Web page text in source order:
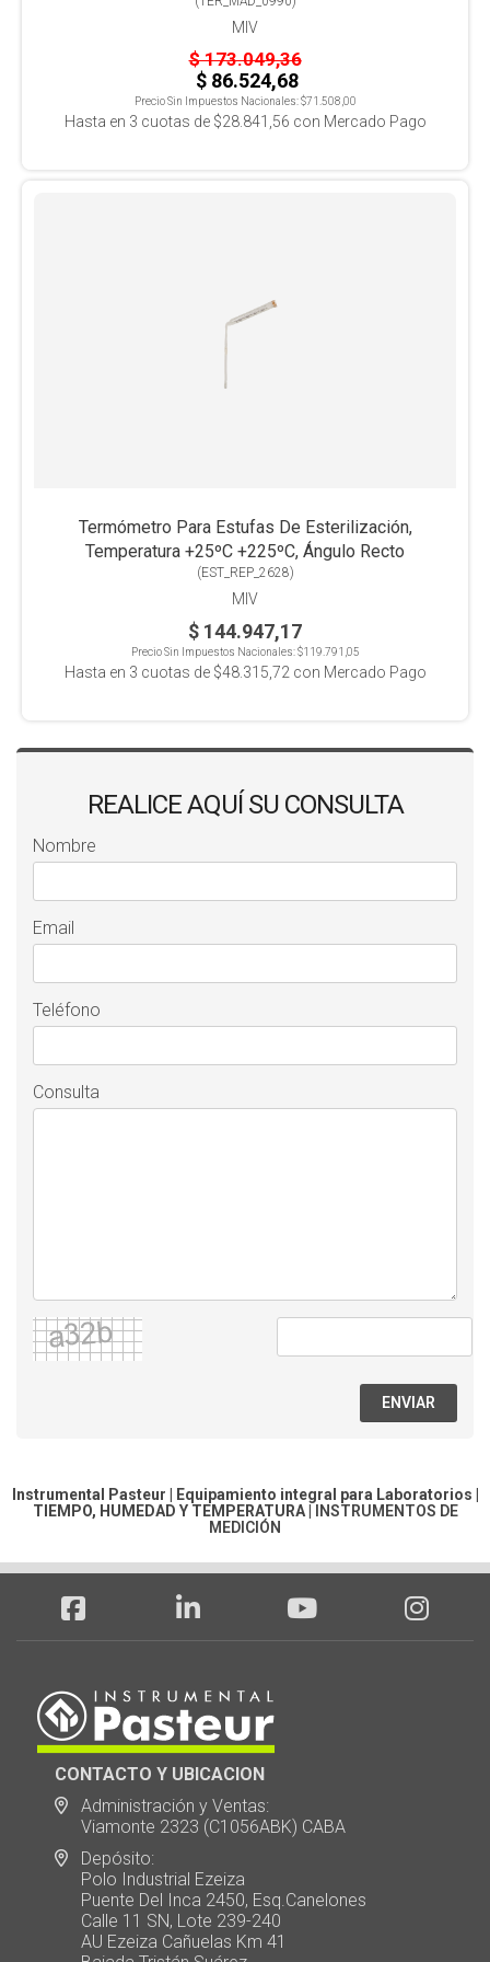
MIV
$ 173.049,36
$ 86.524,68
Precio Sin Impuestos Nacionales:$71.508,00
Hasta en 3 cuotas de $28.841,56 con Mercado Pago
Termómetro Para Estufas De Esterilización,
Temperatura +25ºC +225ºC, Ángulo Recto
(EST_REP_2628)
MIV
$ 144.947,17
Precio Sin Impuestos Nacionales:$119.791,05
Hasta en 3 cuotas de $48.315,72con Mercado Pago
REALICE AQUÍ SU CONSULTA
Nombre
Email
Teléfono
Consulta
ENVIAR
Instrumental Pasteur | Equipamiento integral para Laboratorios |
TIEMPO, HUMEDAD Y TEMPERATURA|
INSTRUMENTOS DE
MEDICIÓN
CONTACTO Y UBICACION
Administración y Ventas:
Viamonte 2323 (C1056ABK) CABA
Depósito:
Polo Industrial Ezeiza
Puente Del Inca 2450, Esq.Canelones
Calle 11 SN, Lote 239-240
AU Ezeiza Cañuelas Km 41